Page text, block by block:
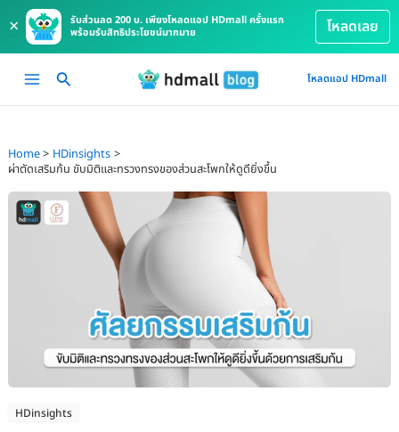
×
รับส่วนลด 200 บ. เพียงโหลดแอป HDmall ครั้งแรก
พร้อมรับสิทธิประโยชน์มากมาย
โหลดเลย
Main
โหลดแอป HDmall
Home
HDinsights
ผ่าตัดเสริมก้น ขับมิติและทรวงทรงของส่วนสะโพกให้ดูดียิ่งขึ้น
HDinsights